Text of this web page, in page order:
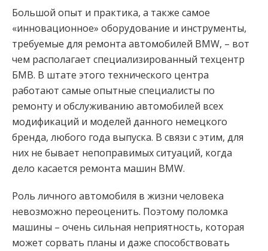
Большой опыт и практика, а также самое
«инновационное» оборудование и инструменты,
требуемые для ремонта автомобилей BMW, – вот
чем располагает специализированный техцентр
БМВ. В штате этого технического центра
работают самые опытные специалисты по
ремонту и обслуживанию автомобилей всех
модификаций и моделей данного немецкого
бренда, любого года выпуска. В связи с этим, для
них не бывает непоправимых ситуаций, когда
дело касается ремонта машин BMW.
Роль личного автомобиля в жизни человека
невозможно переоценить. Поэтому поломка
машины – очень сильная неприятность, которая
может сорвать планы и даже способствовать